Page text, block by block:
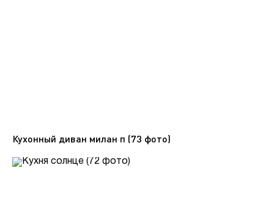
Кухонный диван милан п (73 фото)